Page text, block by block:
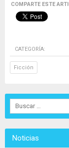
COMPARTE ESTE
CATEGORÍA:
Ficción
Noticias